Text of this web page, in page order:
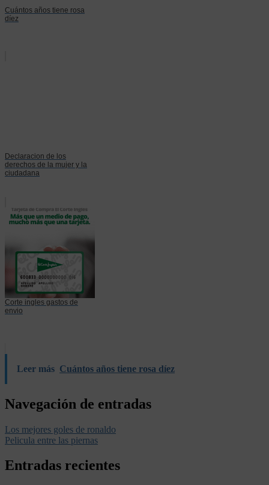
Cuántos años tiene rosa
díez
Declaracion de los
derechos de la mujer y la
ciudadana
Corte ingles gastos de
envio
Leer más Cuántos años tiene rosa díez
Navegación de entradas
Los mejores goles de ronaldo
Pelicula entre las piernas
Entradas recientes